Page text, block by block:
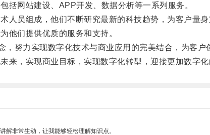
网站建设、APP开发、数据分析等一系列服务。
员组成，他们不断研究最新的科技趋势，为客户量身
们提供优质的服务和支持。
努力实现数字化技术与商业应用的完美结合，为客户
，实现商业目标，实现数字化转型，迎接更加数字化
解非常生动，让我能够轻松理解知识点。